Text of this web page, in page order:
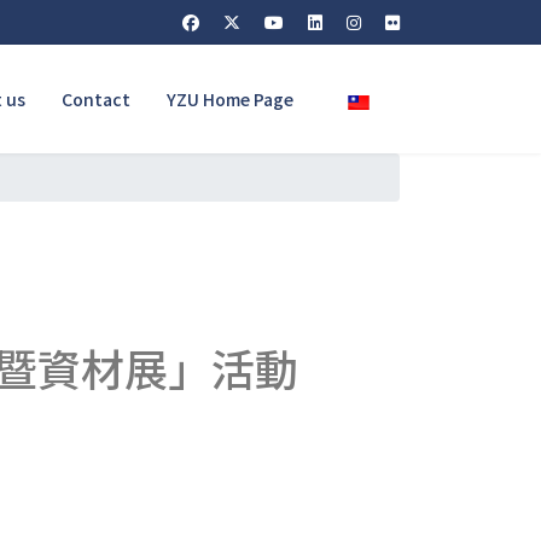
us Contact YZU Home Page Select your language
資材展」活動